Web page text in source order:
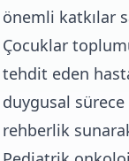
önemli katkılar
Çocuklar
tehdit eden
duygusal sürece
rehberlik